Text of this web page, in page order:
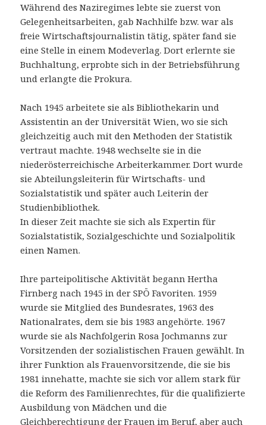
Während des Naziregimes lebte sie zuerst von
Gelegenheitsarbeiten, gab Nachhilfe bzw. war als
freie Wirtschaftsjournalistin tätig, später fand sie
eine Stelle in einem Modeverlag. Dort erlernte sie
Buchhaltung, erprobte sich in der Betriebsführung
und erlangte die Prokura.
Nach 1945 arbeitete sie als Bibliothekarin und
Assistentin an der Universität Wien, wo sie sich
gleichzeitig auch mit den Methoden der Statistik
vertraut machte. 1948 wechselte sie in die
niederösterreichische Arbeiterkammer. Dort wurde
sie Abteilungsleiterin für Wirtschafts- und
Sozialstatistik und später auch Leiterin der
Studienbibliothek.
In dieser Zeit machte sie sich als Expertin für
Sozialstatistik, Sozialgeschichte und Sozialpolitik
einen Namen.
Ihre parteipolitische Aktivität begann Hertha
Firnberg nach 1945 in der SPÖ Favoriten. 1959
wurde sie Mitglied des Bundesrates, 1963 des
Nationalrates, dem sie bis 1983 angehörte. 1967
wurde sie als Nachfolgerin Rosa Jochmanns zur
Vorsitzenden der sozialistischen Frauen gewählt. In
ihrer Funktion als Frauenvorsitzende, die sie bis
1981 innehatte, machte sie sich vor allem stark für
die Reform des Familienrechtes, für die qualifizierte
Ausbildung von Mädchen und die
Gleichberechtigung der Frauen im Beruf, aber auch